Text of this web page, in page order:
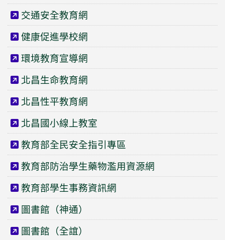
交通安全教育網
健康促進學校網
環境教育宣導網
北昌生命教育網
北昌性平教育網
北昌國小線上教室
教育部全民安全指引專區
教育部防治學生藥物濫用資源網
教育部學生事務資訊網
圖書館（神通）
圖書館（全誼）